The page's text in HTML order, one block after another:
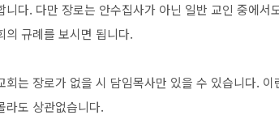
다. 다만 장로는 안수집사가 아닌 일반 교인 중에서
의 규례를 보시면 됩니다.
는 장로가 없을 시 담임목사만 있을 수 있습니다. 이
라도 상관없습니다.